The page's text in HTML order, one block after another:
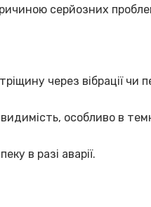
серйозних
через вібрації чи
особливо в
в разі аварії.